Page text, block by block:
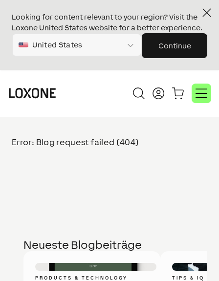
Looking for content relevant to your region? Visit the
Loxone United States website for a better experience.
United States Continue
Error: Blog request failed (404)
Neueste Blogbeiträge
PRODUCTS & TECHNOLOGY TIPS & IQ